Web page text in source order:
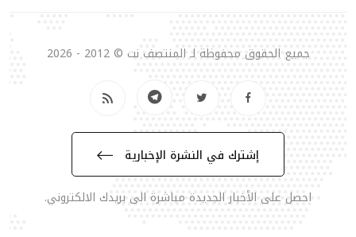
جميع الحقوق محفوظة لـ المنتصف نت © 2012 - 2026
إشترك في النشرة الإخبارية
احصل على الأخبار الجديدة مباشرة الى بريدك الالكتروني.